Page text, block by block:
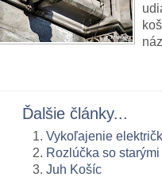
Ďalšie články...
Vykoľajenie
Rozlúčka so
Juh Košíc